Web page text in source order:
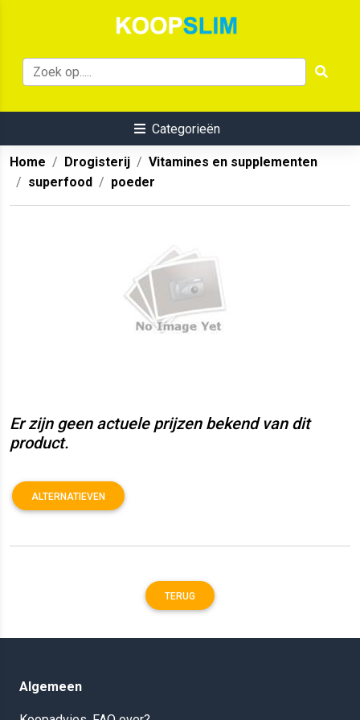
Categorieën
Home Drogisterij
Vitamines en supplementen
superfood
poeder
Er zijn geen actuele prijzen bekend van dit
product.
ALTERNATIEVEN
TERUG
Algemeen